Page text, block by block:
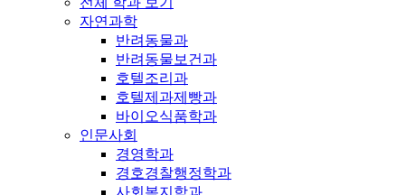
자연과학
반려동물과
반려동물보건과
호텔조리과
호텔제과제빵과
바이오식품학과
인문사회
경영학과
경호경찰행정학과
사회복지학과